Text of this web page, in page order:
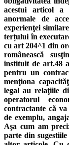
acestui articol a
anormale de
experienţei
terțului în
cu art 204^1 din
românească
instituit de art.48
pentru un
menţiona
legal au relaţiile
operatorul
contractante că va
de exemplu,
Aşa cum am
parte din